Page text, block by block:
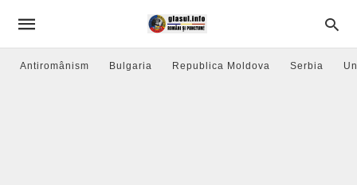
Antiromânism Bulgaria Republica Moldova Serbia